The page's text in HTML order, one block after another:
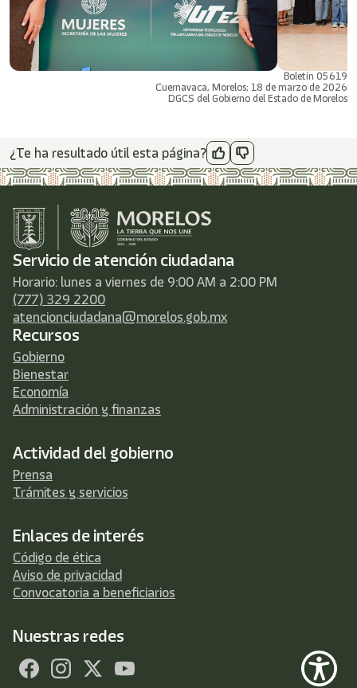
Boletín 05619
Cuernavaca, Morelos; 18 de marzo de 2026
DGCS del Gobierno del Estado de Morelos
¿Te ha resultado útil esta página?
Servicio de atención ciudadana
Horario: lunes a viernes de 9:00 AM a 2:00 PM
(777) 329 2200
atencionciudadana@morelos.gob.mx
Recursos
Gobierno
Bienestar
Economía
Administración y finanzas
Actividad del gobierno
Prensa
Trámites y servicios
Enlaces de interés
Código de ética
Aviso de privacidad
Convocatoria a beneficiarios
Nuestras redes